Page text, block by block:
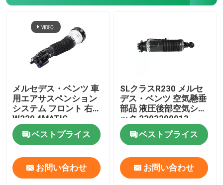
メルセデス・ベンツ 車
用エアサスペンション
システム フロント 右
W220 4MATIC
2203202238
ベストプライス
お問い合わせ
SLクラスR230 メルセ
デス・ベンツ 空気懸垂
部品 液圧後部空気ショ
ック 2303200013
ベストプライス
お問い合わせ